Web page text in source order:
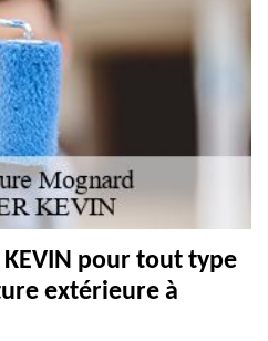
pour tout type
extérieure à